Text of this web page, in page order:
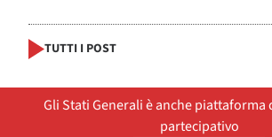
TUTTI I POST
Gli Stati Generali è anche
partecipativo